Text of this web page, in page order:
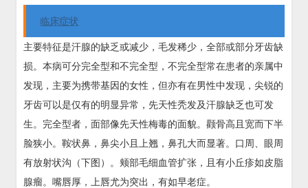
临床症状
主要特征是汗腺的缺乏或减少，毛发稀少，全部或部分牙齿缺
损。本病可分完全型和不完全型，不完全型常在患者的亲属中
发现，主要为携带基因的女性，但亦有在男性中发现，尖锐的
牙齿可以是仅有的明显异常，先天性秃发及汗腺缺乏也可发
生。完全型者，面部像先天性梅毒的面貌。颧骨高且宽而下半
脸狭小。鞍状鼻，鼻尖小且上翘，鼻孔大而显著。口周、眼周
有放射状沟（下图）。颊部毛细血管扩张，且有小丘疹如皮脂
腺瘤。嘴唇厚，上唇尤为突出，有如早老症。